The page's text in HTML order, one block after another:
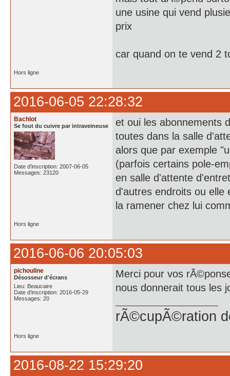
une usine qui vend
prix
car quand on te vend 2
Hors ligne
2016-06-05 22:28:32
Bachlot
Se fout du cuivre par intraveineuse
Date d'inscription: 2007-06-05
Messages: 23120
et oui les abonnements
toutes dans la salle
alors que par exemple
(parfois certains pole-
en salle d'attente
d'autres endroits ou elle
la ramener chez lui
Hors ligne
2016-06-06 20:05:03
pichouline
Désosseur d'écrans
Lieu: Beaucaire
Date d'inscription: 2016-05-29
Messages: 20
Merci pour vos
nous donnerait tous les
rÃ©cupÃ©ration
Hors ligne
2016-08-22 15:29:20